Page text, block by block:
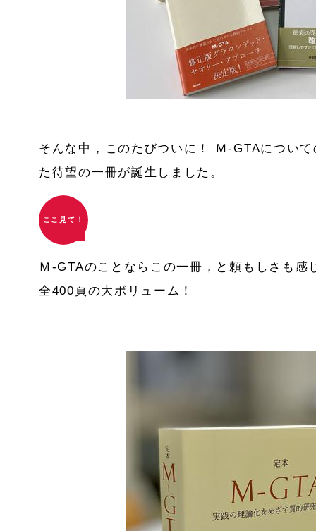
そんな中，このたびついに！ Ｍ-GTAについ
た待望の一冊が誕生しました。
ここ見て！
Ｍ-GTAのことならこの一冊，と頼もしさも感
全400頁の大ボリューム！